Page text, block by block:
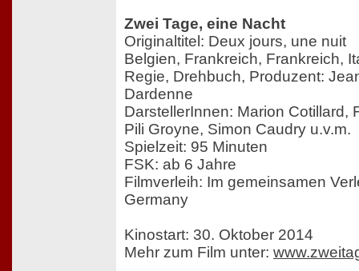
Zwei Tage, eine Nacht
Originaltitel: Deux jours, une nuit
Belgien, Frankreich, Frankreich,
Regie, Drehbuch, Produzent:
Dardenne
DarstellerInnen: Marion Cotillard,
Pili Groyne, Simon Caudry u.v.m.
Spielzeit: 95 Minuten
FSK: ab 6 Jahre
Filmverleih: Im gemeinsamen
Germany
Kinostart: 30. Oktober 2014
Mehr zum Film unter: